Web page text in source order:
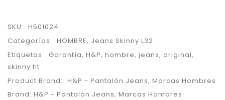
SKU: H501024
Categorías: HOMBRE, Jeans Skinny L32
Etiquetas:
Garantía, H&P, hombre, jeans, original,
skinny fit
Product Brand: H&P - Pantalón Jeans, Marcas Hombres
Brand: H&P - Pantalón Jeans, Marcas Hombres